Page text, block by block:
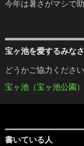
今年は暑さがマシで
宝ヶ池を愛するみな
どうかご協力ください
宝ヶ池（宝ヶ池公園）
書いている人